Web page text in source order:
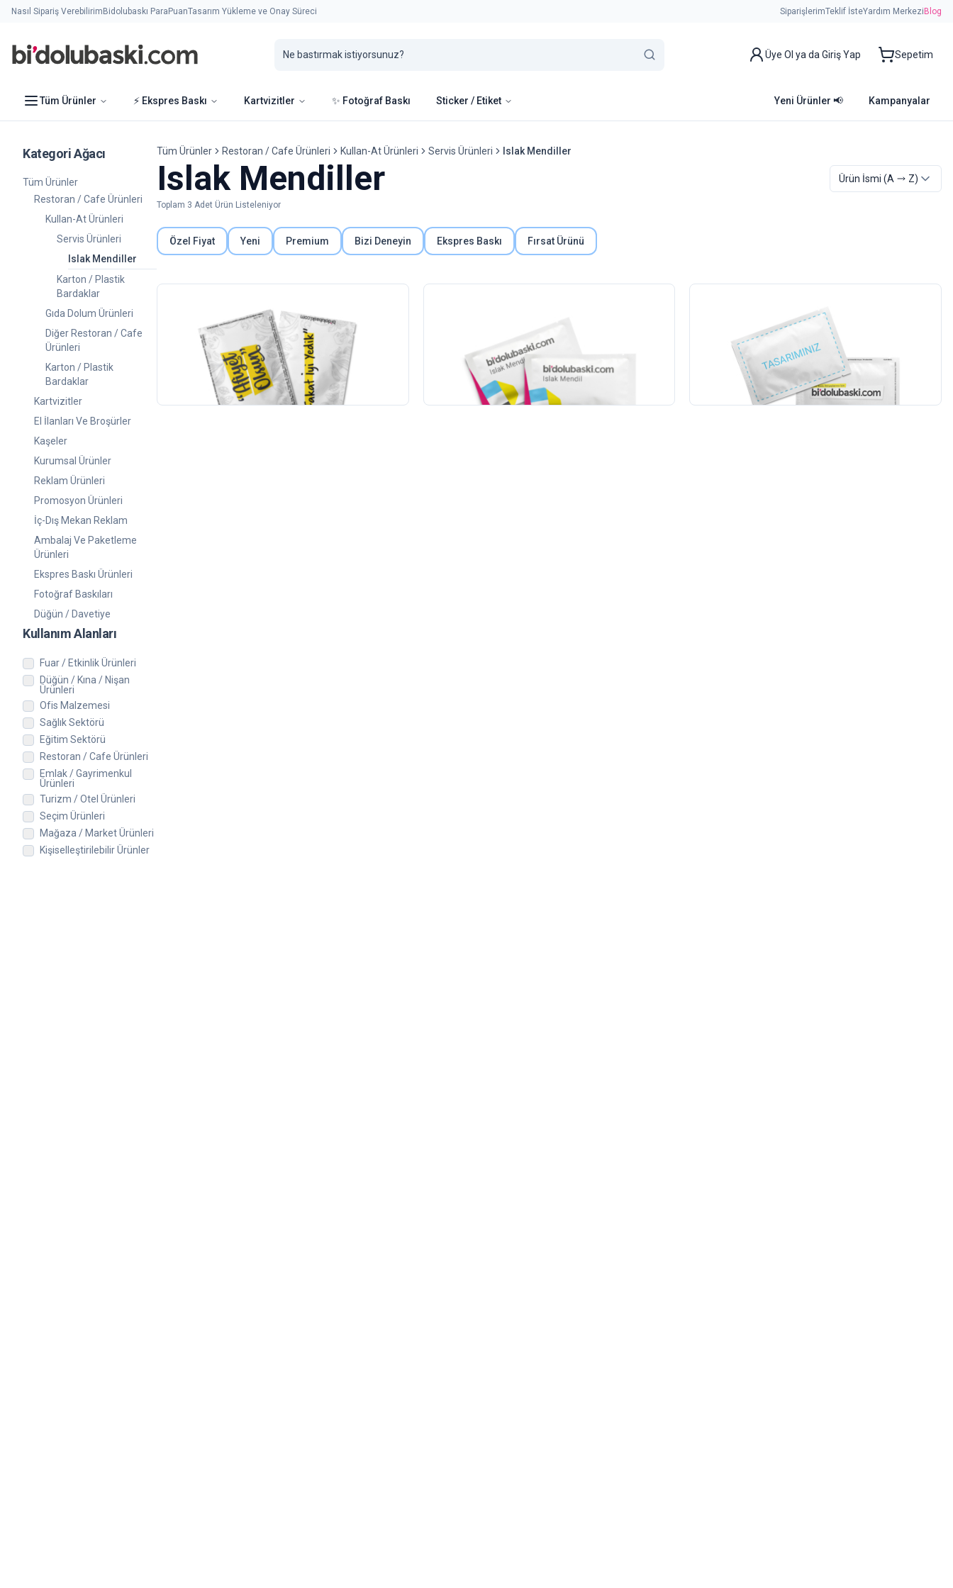
Nasıl Sipariş Verebilirim Bidolubaskı ParaPuanTasarım Yükleme ve Onay Süreci SiparişlerimTeklif İsteYardım Merkezi Blog
Üye Ol ya da Giriş Yap Sepetim
Tüm Ürünler ⚡ Ekspres Baskı Kartvizitler ✨ Fotoğraf Baskı Sticker / Etiket Yeni Ürünler 📢 Kampanyalar
Kategori Ağacı
Tüm Ürünler
Restoran / Cafe Ürünleri
Kullan-At Ürünleri
Servis Ürünleri
Islak Mendiller
Karton / Plastik
Bardaklar
Gıda Dolum Ürünleri
Diğer Restoran / Cafe
Ürünleri
Karton / Plastik
Bardaklar
Kartvizitler
El İlanları Ve Broşürler
Kaşeler
Kurumsal Ürünler
Reklam Ürünleri
Promosyon Ürünleri
İç-Dış Mekan Reklam
Ambalaj Ve Paketleme
Ürünleri
Ekspres Baskı Ürünleri
Fotoğraf Baskıları
Düğün / Davetiye
Kullanım Alanları
Fuar / Etkinlik Ürünleri
Düğün / Kına / Nişan
Ürünleri
Ofis Malzemesi
Sağlık Sektörü
Eğitim Sektörü
Restoran / Cafe Ürünleri
Emlak / Gayrimenkul
Ürünleri
Turizm / Otel Ürünleri
Seçim Ürünleri
Mağaza / Market Ürünleri
Kişiselleştirilebilir Ürünler
Tüm Ürünler Restoran / Cafe Ürünleri Kullan-At Ürünleri Servis Ürünleri Islak Mendiller
Islak Mendiller Ürün İsmi (A Z)
Toplam 3 Adet Ürün Listeleniyor
Özel Fiyat Yeni Premium Bizi Deneyin Ekspres Baskı Fırsat Ürünü
Bidolubaskı Islak Mendil (Hazır Tasarımlı)
450,00 TL+KDV
(15)
adet
12.109,00 TL+KDV
(7)
Islak Mendil - Fırsat Ürün
adet
3.228,00 TL+KDV